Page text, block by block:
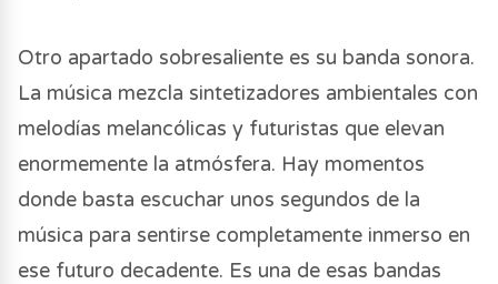
Otro apartado sobresaliente es su banda sonora.
La música mezcla sintetizadores ambientales con
melodías melancólicas y futuristas que elevan
enormemente la atmósfera. Hay momentos
donde basta escuchar unos segundos de la
música para sentirse completamente inmerso en
ese futuro decadente. Es una de esas bandas